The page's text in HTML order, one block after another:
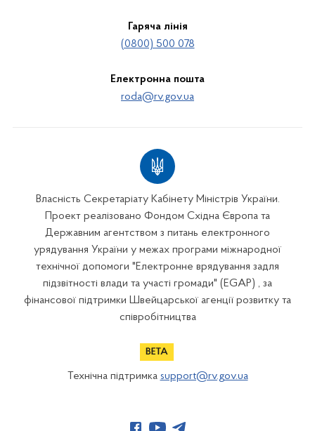
Гаряча лінія
(0800) 500 078
Електронна пошта
roda@rv.gov.ua
Власність Секретаріату Кабінету Міністрів України.
Проект реалізовано Фондом Східна Європа та
Державним агентством з питань електронного
урядування України у межах програми міжнародної
технічної допомоги "Електронне врядування задля
підзвітності влади та участі громади" (EGAP) , за
фінансової підтримки Швейцарської агенції розвитку та
співробітництва
Технічна підтримка support@rv.gov.ua